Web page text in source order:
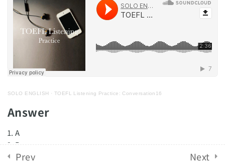
TOEFLリスニング練習問
題：レクチャー形式
20
TOEFLリスニング模試 8
TOEFLライティング模試
SOLO ENGLISH · TOEFL Listening Practice: Conversation16
Answer
A
B
B
Prev Next